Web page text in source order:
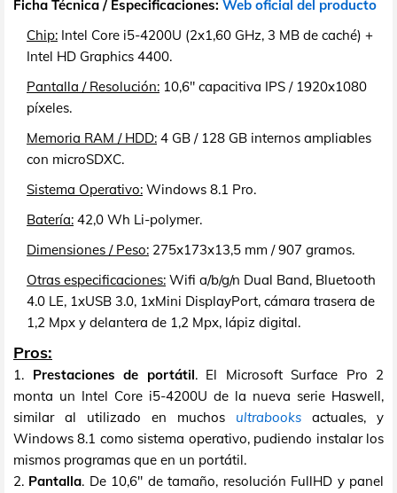
Ficha Técnica / Especificaciones: Web oficial del producto
Chip: Intel Core i5-4200U (2x1,60 GHz, 3 MB de caché) +
Intel HD Graphics 4400.
Pantalla / Resolución: 10,6" capacitiva IPS / 1920x1080
píxeles.
Memoria RAM / HDD: 4 GB / 128 GB internos ampliables
con microSDXC.
Sistema Operativo: Windows 8.1 Pro.
Batería: 42,0 Wh Li-polymer.
Dimensiones / Peso: 275x173x13,5 mm / 907 gramos.
Otras especificaciones: Wifi a/b/g/n Dual Band, Bluetooth
4.0 LE, 1xUSB 3.0, 1xMini DisplayPort, cámara trasera de
1,2 Mpx y delantera de 1,2 Mpx, lápiz digital.
Pros:
1. Prestaciones de portátil. El Microsoft Surface Pro 2
monta un Intel Core i5-4200U de la nueva serie Haswell,
similar al utilizado en muchos ultrabooks actuales, y
Windows 8.1 como sistema operativo, pudiendo instalar los
mismos programas que en un portátil.
2. Pantalla. De 10,6" de tamaño, resolución FullHD y panel